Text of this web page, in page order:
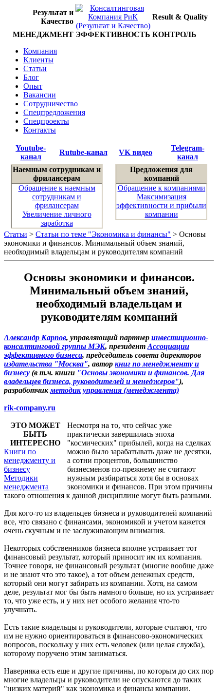
Результат и
Качество
Result & Quality
МЕНЕДЖМЕНТ ЭФФЕКТИВНОСТЬ КОНТРОЛЬ
Компания
Клиенты
Статьи
Блог
Опыт
Вакансии
Сотрудничество
Спецпредложения
Спецпроекты
Контакты
Youtube-
канал
Rutube-канал VK видео
Telegram-
канал
Наемным сотрудникам и
фрилансерам
Обращение к наемным
сотрудникам и
фрилансерам
Увеличение личного
заработка
Предложения для
компаний
Обращение к компаниями
Максимизация
эффективности и прибыли
компании
Статьи > Статьи по теме "Экономика и финансы" > Основы
экономики и финансов. Минимальный объем знаний,
необходимый владельцам и руководителям компаний
Основы экономики и финансов.
Минимальный объем знаний,
необходимый владельцам и
руководителям компаний
Александр Карпов, управляющий партнер инвестиционно-
консалтинговой группы МЭК, президент Ассоциации
эффективного бизнеса, председатель совета директоров
издательства "Москва", автор книг по менеджменту и
бизнесу (в т.ч. книги "Основы экономики и финансов. Для
владельцев бизнеса, руководителей и менеджеров"),
разработчикметодик управления (менеджмента)
rik-company.ru
ЭТО МОЖЕТ
БЫТЬ
ИНТЕРЕСНО
Книги по
менеджменту и
бизнесу
Методики
менеджмента
Несмотря на то, что сейчас уже
практически завершилась эпоха
"космических" прибылей, когда на сделках
можно было зарабатывать даже не десятки,
а сотни процентов, большинство
бизнесменов по-прежнему не считают
нужным разбираться хотя бы в основах
экономики и финансов. При этом причины
такого отношения к данной дисциплине могут быть разными.
Для кого-то из владельцев бизнеса и руководителей компаний
все, что связано с финансами, экономикой и учетом кажется
очень скучным и не заслуживающим внимания.
Некоторых собственников бизнеса вполне устраивает тот
финансовый результат, который приносит им их компания.
Точнее говоря, не финансовый результат (многие вообще даже
и не знают что это такое), а тот объем денежных средств,
который они могут забирать из компании. Хотя, на самом
деле, результат мог бы быть намного больше, но их устраивает
то, что уже есть, и у них нет особого желания что-то
улучшать.
Есть такие владельцы и руководители, которые считают, что
им не нужно ориентироваться в финансово-экономических
вопросов, поскольку у них есть человек (или целая служба),
которому поручено этим заниматься.
Наверняка есть еще и другие причины, по которым до сих пор
многие владельцы и руководители не опускаются до таких
"низких материй" как экономика и финансы компании.